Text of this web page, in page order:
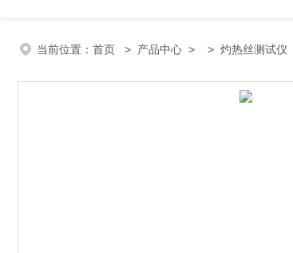
当前位置： 首页 > 产品中心 > > 灼热丝测试仪